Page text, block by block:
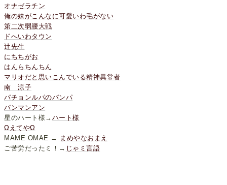
オナゼラチン
俺の妹がこんなに可愛いわ毛がない
第二次弱腰大戦
ドへいわタウン
辻先生
にちちがお
はんらちんちん
マリオだと思いこんでいる精神異常者
南 涼子
パチョンルパのパンパ
パンマンアン
星のハート様→ ハート様
ΩえてやΩ
MAME OMAE →
まめやなおまえ
ご苦労だったミ！→ じゃミ言語